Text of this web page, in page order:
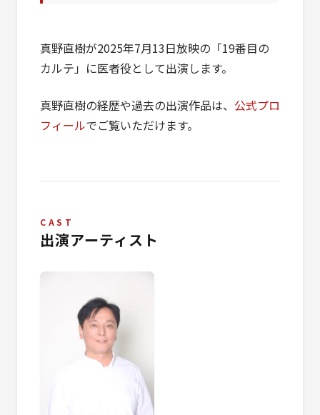
真野直樹が2025年7月13日放映の「19番目の
カルテ」に医者役として出演します。
真野直樹の経歴や過去の出演作品は、 公式プロ
フィールでご覧いただけます。
CAST
出演アーティスト